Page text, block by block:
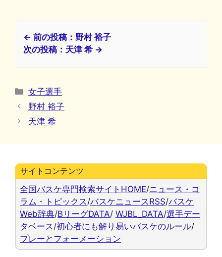
← 前の投稿：野村 裕子
次の投稿：天津 希 →
カ
テ
ゴ
リ
女子選手
野村 裕子
天津 希
サイトコンテンツ
全国バスケ専門検索サイトHOME/ニュース・コ
ラム・トピックス /バスケニュースRSS/バスケ
Web辞典/BリーグDATA/ WJBL_DATA/選手デー
タベース /初心者にも解り易いバスケのルール/
プレーとフォーメーション